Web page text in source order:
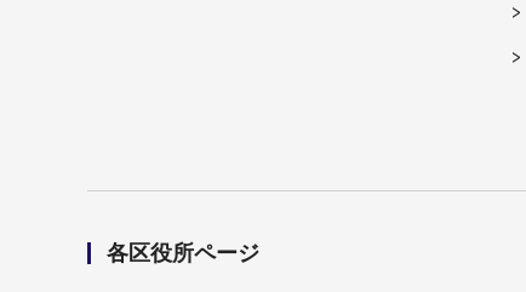
各区役所ページ